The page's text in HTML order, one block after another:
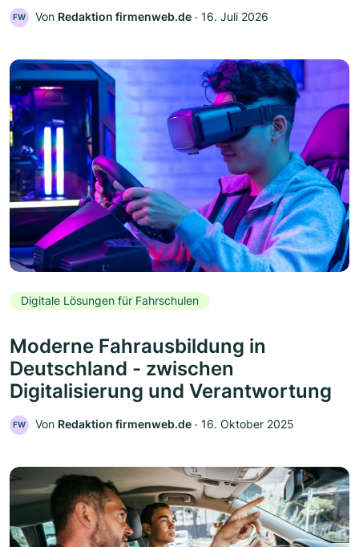
FW Von Redaktion firmenweb.de ‧ 16. Juli 2026
Digitale Lösungen für Fahrschulen
Moderne Fahrausbildung in
Deutschland - zwischen
Digitalisierung und Verantwortung
FW Von Redaktion firmenweb.de ‧ 16. Oktober 2025